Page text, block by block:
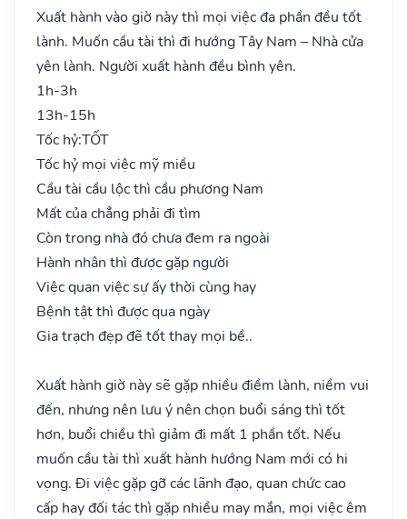
Xuất hành vào giờ này thì mọi việc đa phần đều tốt
lành. Muốn cầu tài thì đi hướng Tây Nam – Nhà cửa
yên lành. Người xuất hành đều bình yên.
1h-3h
13h-15h
Tốc hỷ:TỐT
Tốc hỷ mọi việc mỹ miều
Cầu tài cầu lộc thì cầu phương Nam
Mất của chẳng phải đi tìm
Còn trong nhà đó chưa đem ra ngoài
Hành nhân thì được gặp người
Việc quan việc sự ấy thời cùng hay
Bệnh tật thì được qua ngày
Gia trạch đẹp đẽ tốt thay mọi bề..
Xuất hành giờ này sẽ gặp nhiều điềm lành, niềm vui
đến, nhưng nên lưu ý nên chọn buổi sáng thì tốt
hơn, buổi chiều thì giảm đi mất 1 phần tốt. Nếu
muốn cầu tài thì xuất hành hướng Nam mới có hi
vọng. Đi việc gặp gỡ các lãnh đạo, quan chức cao
cấp hay đối tác thì gặp nhiều may mắn, mọi việc êm